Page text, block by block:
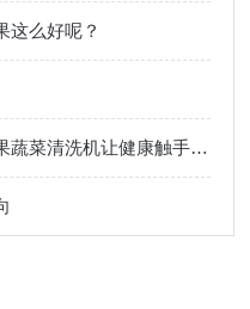
这么好呢？
高效洁净，一键启动——水果蔬菜清洗机让健康触手可及